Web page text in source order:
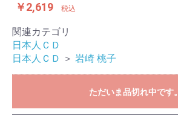
￥2,619 税込
関連カテゴリ
日本人ＣＤ
日本人ＣＤ ＞ 岩崎 桃子
ただいま品切れ中です。